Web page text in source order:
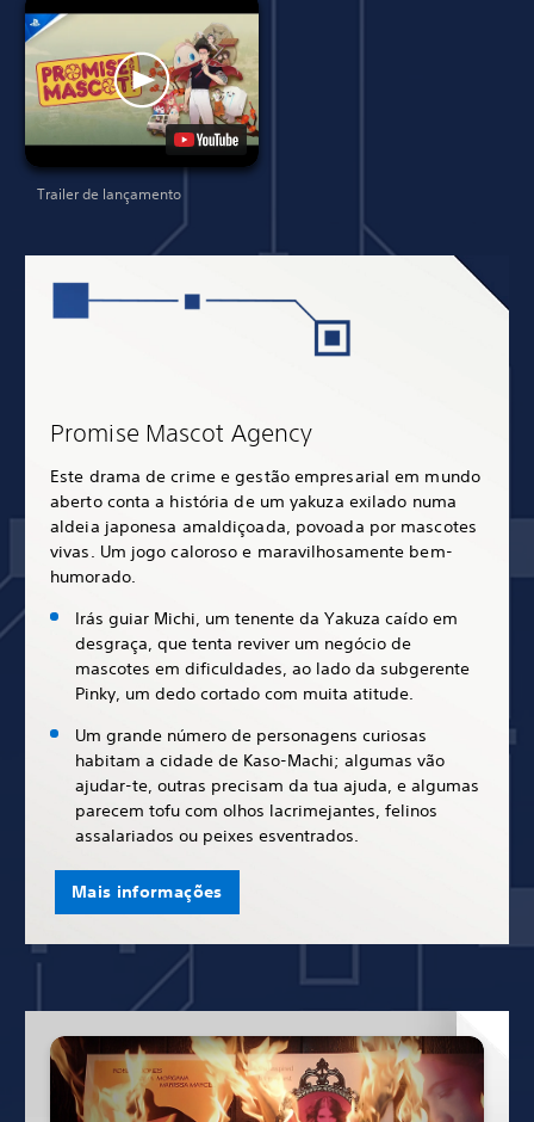
Trailer de lançamento
Promise Mascot Agency
Este drama de crime e gestão empresarial em mundo
aberto conta a história de um yakuza exilado numa
aldeia japonesa amaldiçoada, povoada por mascotes
vivas. Um jogo caloroso e maravilhosamente bem-
humorado.
Irás guiar Michi, um tenente da Yakuza caído em
desgraça, que tenta reviver um negócio de
mascotes em dificuldades, ao lado da subgerente
Pinky, um dedo cortado com muita atitude.
Um grande número de personagens curiosas
habitam a cidade de Kaso-Machi; algumas vão
ajudar-te, outras precisam da tua ajuda, e algumas
parecem tofu com olhos lacrimejantes, felinos
assalariados ou peixes esventrados.
Mais informações